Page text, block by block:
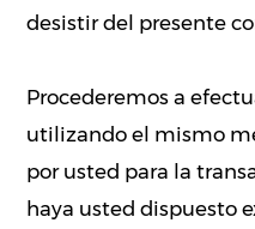
desistir del presente
Procederemos a
utilizando el mismo
por usted para la
haya usted dispuesto